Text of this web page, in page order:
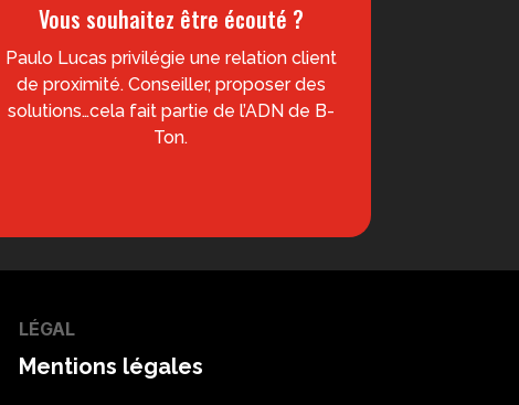
Vous souhaitez être écouté ?
Paulo Lucas privilégie une relation client
de proximité. Conseiller, proposer des
solutions…cela fait partie de l’ADN de B-
Ton.
LÉGAL
Mentions légales